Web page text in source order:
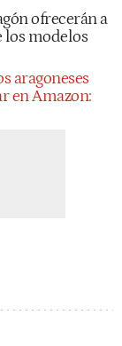
ofrecerán a
los modelos
aragoneses
en Amazon: